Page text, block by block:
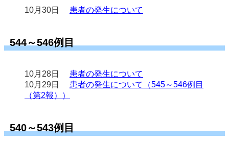
10月30日 患者の発生について
544～546例目
10月28日
患者の発生について
10月29日
患者の発生について（545～546例目
（第2報））
540～543例目